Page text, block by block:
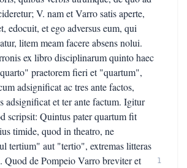
V. nam et Varro satis aperte,
edocuit, et ego adversus eum, qui
litem meam facere absens nolui.
ex libro disciplinarum quinto haec
praetorem fieri et "quartum",
adsignificat ac tres ante factos,
adsignificat et ter ante factum. Igitur
scripsit: Quintus pater quartum fit
timide, quod in theatro, ne
tertium" aut "tertio", extremas litteras
de Pompeio Varro breviter et
1